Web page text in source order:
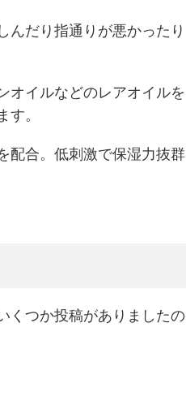
んだり指通りが悪かったり
オイルなどのレアオイルを
。
配合。低刺激で保湿力抜群
くつか投稿がありましたの